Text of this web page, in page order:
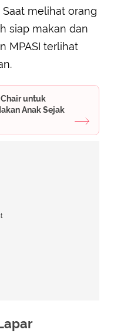
melihat orang
siap makan dan
MPASI terlihat
Chair untuk
Anak Sejak